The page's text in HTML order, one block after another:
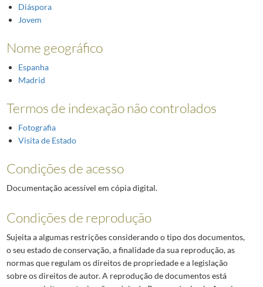
Diáspora
Jovem
Nome geográfico
Espanha
Madrid
Termos de indexação não controlados
Fotografia
Visita de Estado
Condições de acesso
Documentação acessível em cópia digital.
Condições de reprodução
Sujeita a algumas restrições considerando o tipo dos documentos,
o seu estado de conservação, a finalidade da sua reprodução, as
normas que regulam os direitos de propriedade e a legislação
sobre os direitos de autor. A reprodução de documentos está